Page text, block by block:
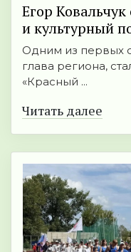
Егор
и культурный
Одним из первых
глава региона,
«Красный ...
Читать далее